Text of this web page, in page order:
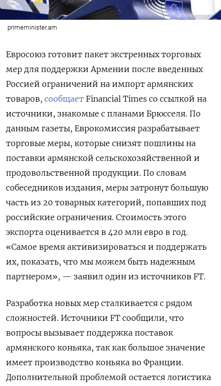
primeminister.am
Евросоюз готовит пакет экстренных торговых
мер для поддержки Армении после введенных
Россией ограничений на импорт армянских
товаров, сообщает Financial Times со ссылкой на
источники, знакомые с планами Брюсселя. По
данным газеты, Еврокомиссия разрабатывает
торговые меры, которые снизят пошлины на
поставки армянской сельскохозяйственной и
продовольственной продукции. По словам
собеседников издания, меры затронут большую
часть из 20 товарных категорий, попавших под
российские ограничения. Стоимость этого
экспорта оценивается в 420 млн евро в год.
«Самое время активизироваться и поддержать
их, показать, что мы можем быть надежным
партнером», — заявил один из источников FT.
Разработка новых мер сталкивается с рядом
сложностей. Источники FT сообщили, что
вопросы вызывает поддержка поставок
армянского коньяка, так как большое значение
имеет производство коньяка во Франции.
Дополнительной проблемой остается логистика